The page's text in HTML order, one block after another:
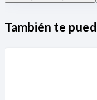
También te